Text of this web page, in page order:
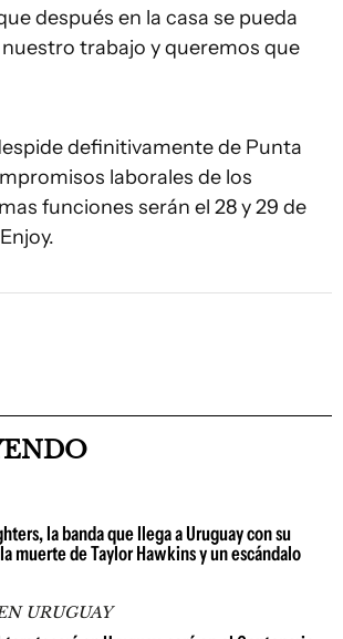
después en la casa se pueda
nuestro trabajo y queremos que
definitivamente de Punta
laborales de los
funciones serán el 28 y 29 de
la banda que llega a Uruguay con su
muerte de Taylor Hawkins y un escándalo
URUGUAY